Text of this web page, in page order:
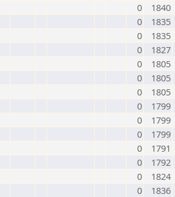
0
1840
0
1835
0
1835
0
1827
0
1805
0
1805
0
1805
0
1799
0
1799
0
1799
0
1791
0
1792
0
1824
0
1836